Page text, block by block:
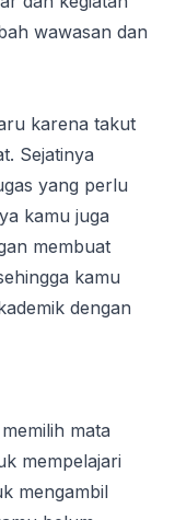
wawasan dan
karena takut
Sejatinya
yang perlu
kamu juga
membuat
kamu
dengan
mata
mempelajari
mengambil